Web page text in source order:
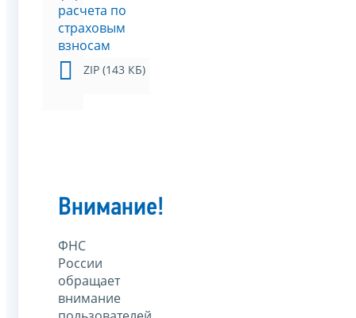
расчета по
страховым
взносам
ZIP (143 КБ)
Внимание!
ФНС
России
обращает
внимание